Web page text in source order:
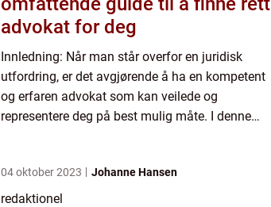
advokat for deg
Innledning: Når man står overfor en juridisk
utfordring, er det avgjørende å ha en kompetent
og erfaren advokat som kan veilede og
representere deg på best mulig måte. I denne
04 oktober 2023 Johanne Hansen
redaktionel